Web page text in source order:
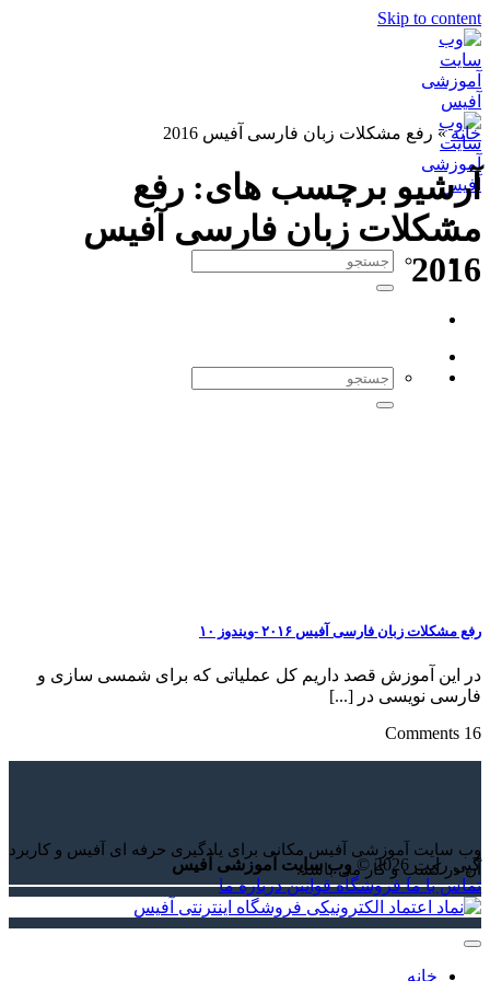
Skip to content
خانه» رفع مشکلات زبان فارسی آفیس 2016
آرشیو برچسب های: رفع
مشکلات زبان فارسی آفیس
2016
رفع مشکلات زبان فارسی آفیس ۲۰۱۶ -ویندوز ۱۰
در این آموزش قصد داریم کل عملیاتی که برای شمسی سازی و
فارسی نویسی در [...]
16 Comments
وب سایت آموزشی آفیس مکانی برای یادگیری حرفه ای آفیس و کاربرد
آن در کسب و کار می باشد.
کپی رایت 2026 ©
وب سایت آموزشی آفیس
تماس با ما فروشگاه قوانین درباره ما
خانه